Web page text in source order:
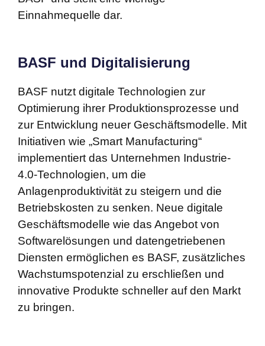
Einnahmequelle dar.
BASF und Digitalisierung
BASF nutzt digitale Technologien zur
Optimierung ihrer Produktionsprozesse und
zur Entwicklung neuer Geschäftsmodelle. Mit
Initiativen wie „Smart Manufacturing“
implementiert das Unternehmen Industrie-
4.0-Technologien, um die
Anlagenproduktivität zu steigern und die
Betriebskosten zu senken. Neue digitale
Geschäftsmodelle wie das Angebot von
Softwarelösungen und datengetriebenen
Diensten ermöglichen es BASF, zusätzliches
Wachstumspotenzial zu erschließen und
innovative Produkte schneller auf den Markt
zu bringen.